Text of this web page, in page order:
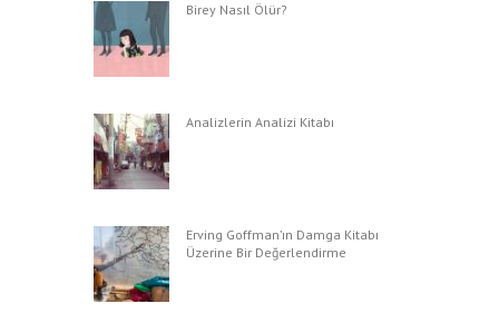
Birey Nasıl Ölür?
Analizlerin Analizi Kitabı
Erving Goffman’ın Damga Kitabı
Üzerine Bir Değerlendirme